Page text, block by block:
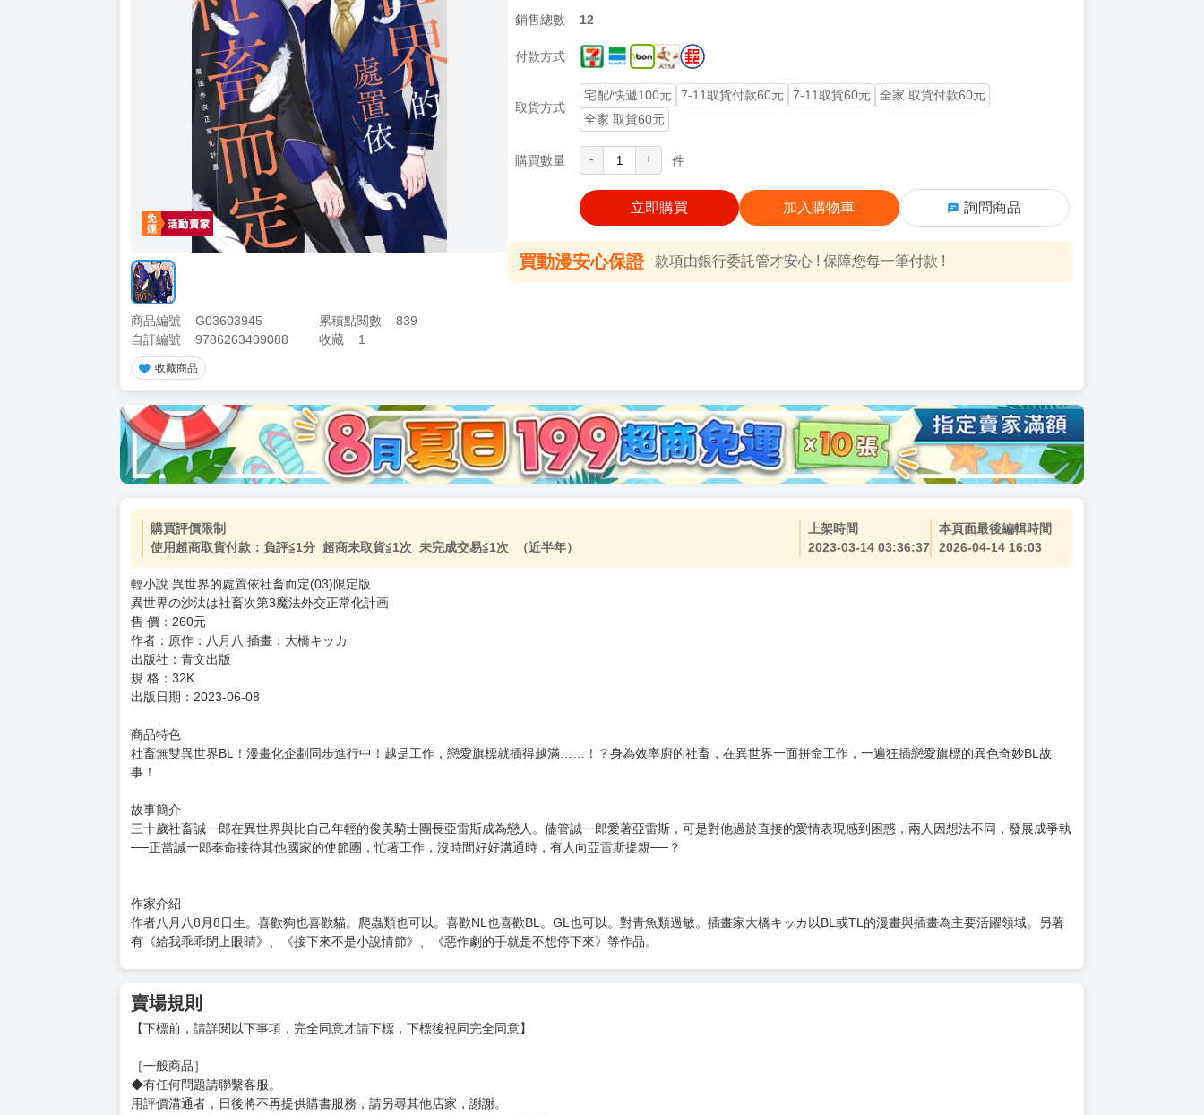
商品編號 G03603945 累積點閱數
839
自訂編號
9786263409088 收藏 1
收藏商品
銷售總數 12
付款方式
取貨方式
宅配/快遞100元 7-11取貨付款60元 7-11取貨60元
全家 取貨付款60元
全家 取貨60元
購買數量 - + 件
立即購買 加入購物車 詢問商品
買動漫安心保證 款項由銀行委託管才安心 ! 保障您每一筆付款 !
購買評價限制
使用超商取貨付款：負評≦1分 超商未取貨≦1次 未完成交易≦1次 （近半年）
上架時間
2023-03-14 03:36:37
本頁面最後編輯時間
2026-04-14 16:03
輕小說 異世界的處置依社畜而定(03)限定版
異世界の沙汰は社畜次第3魔法外交正常化計画
售 價：260元
作者：原作：八月八 插畫：大橋キッカ
出版社：青文出版
規 格：32K
出版日期：2023-06-08
商品特色
社畜無雙異世界BL！漫畫化企劃同步進行中！越是工作，戀愛旗標就插得越滿……！？身為效率廚的社畜，在異世界一面拼命工作，一遍狂插戀愛旗標的異色奇妙BL故
事！
故事簡介
三十歲社畜誠一郎在異世界與比自己年輕的俊美騎士團長亞雷斯成為戀人。儘管誠一郎愛著亞雷斯，可是對他過於直接的愛情表現感到困惑，兩人因想法不同，發展成爭執
──正當誠一郎奉命接待其他國家的使節團，忙著工作，沒時間好好溝通時，有人向亞雷斯提親──？
作家介紹
作者八月八8月8日生。喜歡狗也喜歡貓。爬蟲類也可以。喜歡NL也喜歡BL。GL也可以。對青魚類過敏。插畫家大橋キッカ以BL或TL的漫畫與插畫為主要活躍領域。另著
有《給我乖乖閉上眼睛》、《接下來不是小說情節》、《惡作劇的手就是不想停下來》等作品。
賣場規則
【下標前，請詳閱以下事項，完全同意才請下標，下標後視同完全同意】
［一般商品］
◆有任何問題請聯繫客服。
用評價溝通者，日後將不再提供購書服務，請另尋其他店家，謝謝。